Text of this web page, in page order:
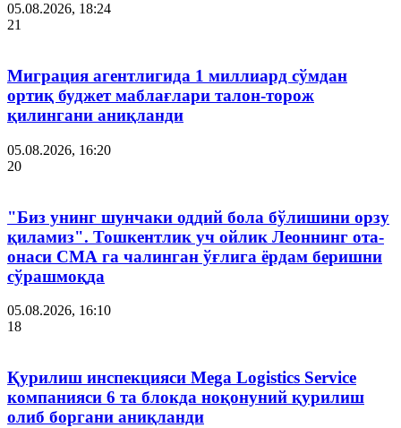
05.08.2026, 18:24
21
Миграция агентлигида 1 миллиард сўмдан
ортиқ буджет маблағлари талон-торож
қилингани аниқланди
05.08.2026, 16:20
20
"Биз унинг шунчаки оддий бола бўлишини орзу
қиламиз". Тошкентлик уч ойлик Леоннинг ота-
онаси СМА га чалинган ўғлига ёрдам беришни
сўрашмоқда
05.08.2026, 16:10
18
Қурилиш инспекцияси Мega Logistics Service
компанияси 6 та блокда ноқонуний қурилиш
олиб боргани аниқланди